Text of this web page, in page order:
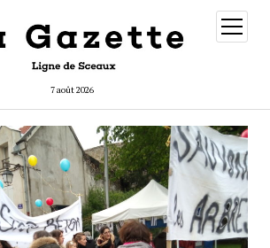
7 août 2026
ouvrir
menu